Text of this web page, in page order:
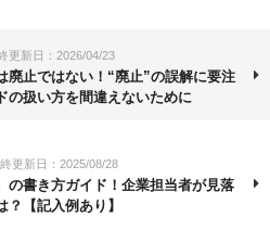
更新日：2026/04/23
廃止ではない！“廃止”の誤解に要注
の扱い方を間違えないために
終更新日：2025/08/28
の書き方ガイド！企業担当者が見落
？【記入例あり】